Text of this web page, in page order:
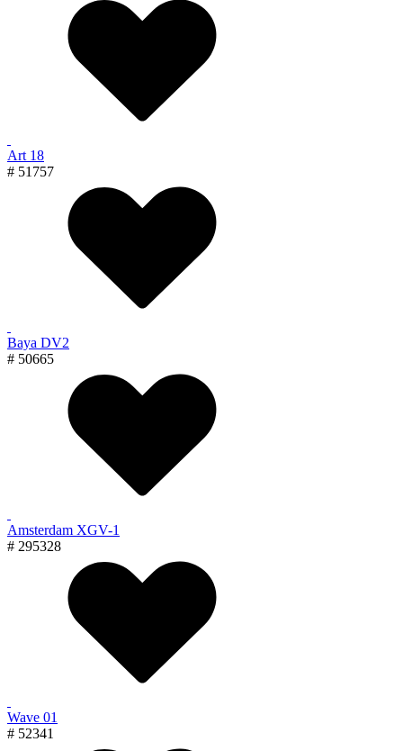
Art 18
# 51757
Baya DV2
# 50665
Amsterdam XGV-1
# 295328
Wave 01
# 52341